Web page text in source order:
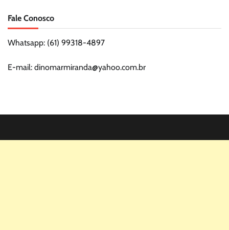
Fale Conosco
Whatsapp: (61) 99318-4897
E-mail: dinomarmiranda@yahoo.com.br